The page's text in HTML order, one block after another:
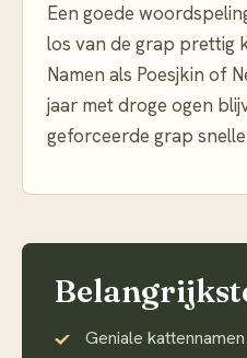
Een goede
los van de grap prettig
Namen als Poesjkin of
jaar met droge ogen
geforceerde grap
Geniale